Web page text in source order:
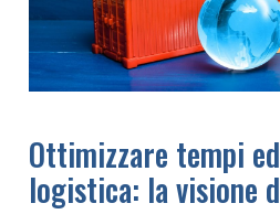
Ottimizzare tempi
logistica: la visione